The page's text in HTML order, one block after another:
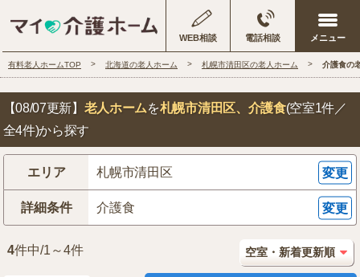
WEB相談 電話相談
有料老人ホームTOP 北海道の老人ホーム 札幌市清田区の老人ホーム 介護食の
【08/07更新】 老人ホームを札幌市清田区、介護食(空室1件／
全4件)から探す
エリア 札幌市清田区 変更
詳細条件 介護食 変更
4件中/1～4件